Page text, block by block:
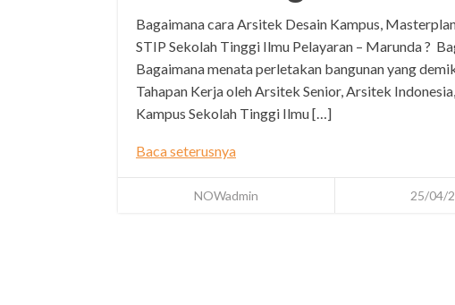
Bagaimana cara Arsitek Desain Kampus,
STIP Sekolah Tinggi Ilmu Pelayaran – Marunda ?
Bagaimana menata perletakan bangunan yang
Tahapan Kerja oleh Arsitek Senior, Arsitek
Kampus Sekolah Tinggi Ilmu […]
Baca seterusnya
NOWadmin 25/04/